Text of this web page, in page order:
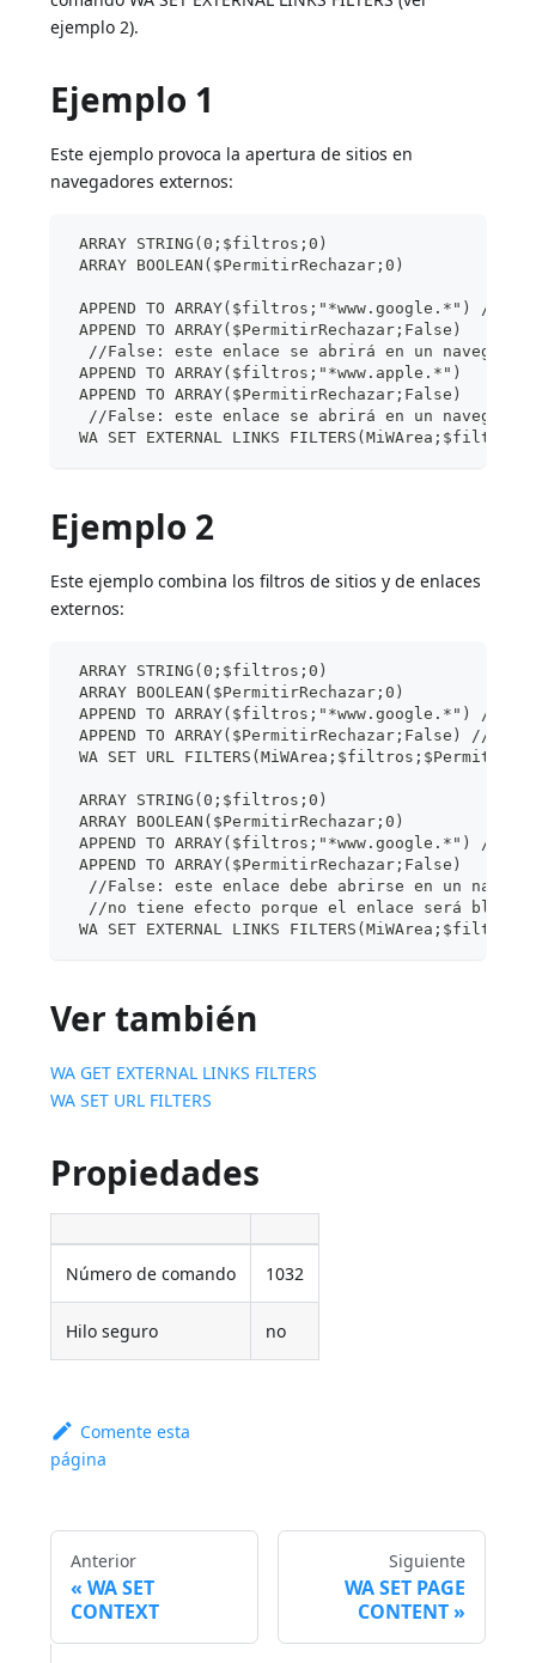
ejemplo 2).
Ejemplo 1
Este ejemplo provoca la apertura de sitios en
navegadores externos:
ARRAY STRING(0;$filtros;0)
ARRAY BOOLEAN($PermitirRechazar;0)
APPEND TO ARRAY($filtros;"*www.google.*") //
APPEND TO ARRAY($PermitirRechazar;False)
//False: este enlace se abrirá en un navegador
APPEND TO ARRAY($filtros;"*www.apple.*")
APPEND TO ARRAY($PermitirRechazar;False)
//False: este enlace se abrirá en un navegador
WA SET EXTERNAL LINKS
Ejemplo 2
Este ejemplo combina los filtros de sitios y de enlaces
externos:
ARRAY STRING(0;$filtros;0)
ARRAY BOOLEAN($PermitirRechazar;0)
APPEND TO ARRAY($filtros;"*www.google.*") //
APPEND TO ARRAY($PermitirRechazar;False) //
WA SET URL
ARRAY STRING(0;$filtros;0)
ARRAY BOOLEAN($PermitirRechazar;0)
APPEND TO ARRAY($filtros;"*www.google.*") //
APPEND TO ARRAY($PermitirRechazar;False)
//False: este enlace debe abrirse en un
//no tiene efecto porque el enlace será
WA SET EXTERNAL LINKS
Ver también
WA GET EXTERNAL LINKS FILTERS
WA SET URL FILTERS
Propiedades
Número de comando 1032
Hilo seguro no
Comente esta
página
Anterior
WA SET
CONTEXT
Siguiente
WA SET PAGE
CONTENT